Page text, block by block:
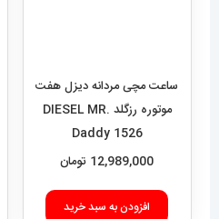
12,989,000 تومان
افزودن به سبد خرید